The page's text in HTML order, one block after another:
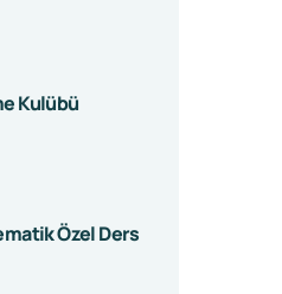
Kulübü
Özel Ders